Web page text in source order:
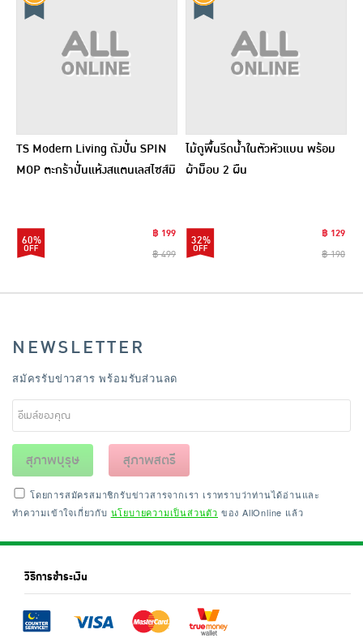
TS Modern Living ถังปั่น SPIN
MOP ตะกร้าปั่นแห้งสแตนเลสไซส์มิ
60%
฿ 199
฿ 499
ไม้ถูพื้นรีดน้ำในตัวหัวแบน พร้อม
ผ้าม็อบ 2 ผืน
32%
฿ 129
฿ 190
NEWSLETTER
สมัครรับข่าวสาร พร้อมรับส่วนลด
สุภาพบุรุษ สุภาพสตรี
โดยการสมัครสมาชิกรับข่าวสารจากเรา เราทราบว่าท่านได้อ่านและ
ทำความเข้าใจเกี่ยวกับ นโยบายความเป็นส่วนตัว ของ AllOnline แล้ว
วิธีการชำระเงิน